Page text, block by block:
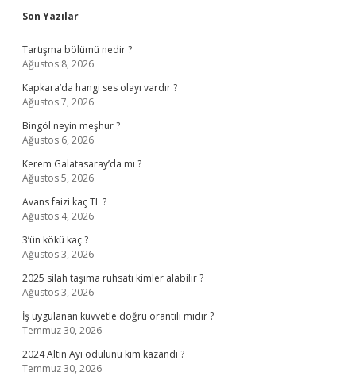
Sidebar
Son Yazılar
Tartışma bölümü nedir ?
Ağustos 8, 2026
Kapkara’da hangi ses olayı vardır ?
Ağustos 7, 2026
Bingöl neyin meşhur ?
Ağustos 6, 2026
Kerem Galatasaray’da mı ?
Ağustos 5, 2026
Avans faizi kaç TL ?
Ağustos 4, 2026
3’ün kökü kaç ?
Ağustos 3, 2026
2025 silah taşıma ruhsatı kimler alabilir ?
Ağustos 3, 2026
İş uygulanan kuvvetle doğru orantılı mıdır ?
Temmuz 30, 2026
2024 Altın Ayı ödülünü kim kazandı ?
Temmuz 30, 2026